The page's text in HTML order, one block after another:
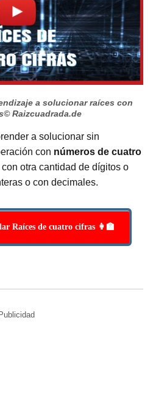
a solucionar raíces con
© Raizcuadrada.de
a solucionar sin
con números de cuatro
otra cantidad de dígitos o
o con decimales.
Raíces de cuatro cifras 👩‍🏫
Publicidad